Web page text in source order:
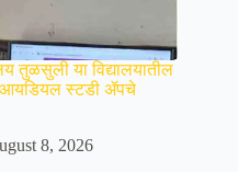
तुळसुली या विद्यालयातील
आयडियल स्टडी ॲपचे
8, 2026